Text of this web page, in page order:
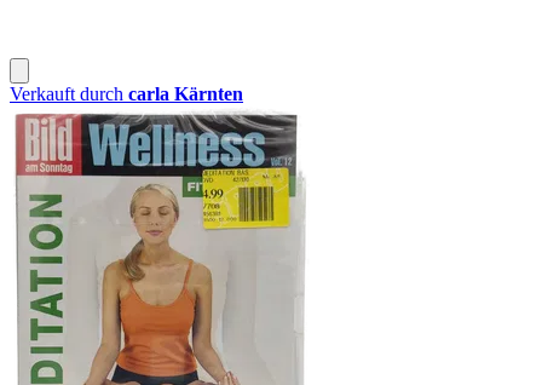
Verkauft durch carla Kärnten